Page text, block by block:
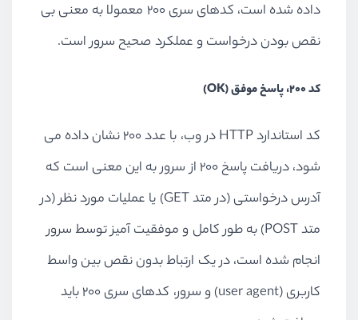
داده شده است، کدهای سری 200 معمولا به معنی بی
نقص بودن درخواست و عملکرد صحیح سرور است.
کد 200، پاسخ موفق (OK)
کد استاندارد HTTP در وب، با عدد 200 نشان داده می
شود، دریافت پاسخ 200 از سرور به این معنی است که
آدرس درخواستی (در متد GET) یا عملیات مورد نظر (در
متد POST) به طور کامل و موفقیت آمیز توسط سرور
انجام شده است، در یک ارتباط بدون نقص بین واسط
کاربری (user agent) و سرور، کدهای سری 200 باید